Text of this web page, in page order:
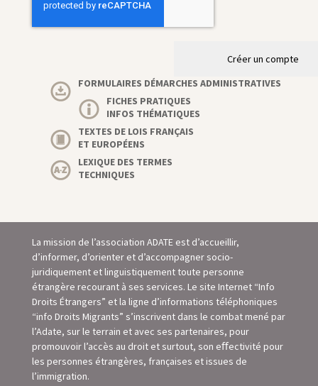
Créer un compte
FORMULAIRES DÉMARCHES ADMINISTRATIVES
FICHES PRATIQUES
INFOS THÉMATIQUES
TEXTES DE LOIS FRANÇAIS
ET EUROPÉENS
LEXIQUE DES TERMES
TECHNIQUES
La mission de l’association ADATE est d’accueillir,
d’informer, d’orienter et d’accompagner socio-
juridiquement et linguistiquement toute personne
étrangère recourant à ses services. Le site Internet “Info
Droits Étrangers” et la ligne d’informations téléphoniques
“info Droits Migrants” s’inscrivent dans le combat mené par
l’Adate, sur le terrain et avec ses partenaires, pour
promouvoir l’accès au droit et surtout, son eﬀectivité pour
les personnes étrangères, françaises et issues de
l’immigration.